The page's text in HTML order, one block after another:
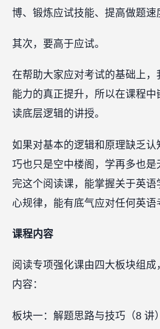
博、锻炼应试技能、提高做题速
其次，要高于应试。
在帮助大家应对考试的基础上
能力的真正提升，所以在课程中
读底层逻辑的讲授。
如果对基本的逻辑和原理缺乏
巧也只是空中楼阁，学再多也
完这个阅读课，能掌握关于英
心规律，能有底气应对任何英语
课程内容
阅读专项强化课由四大板块组
内容：
板块一：解题思路与技巧（8 讲）